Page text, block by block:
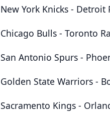
New York Knicks - Detroit
Chicago Bulls - Toronto
San Antonio Spurs -
Golden State Warriors -
Sacramento Kings -